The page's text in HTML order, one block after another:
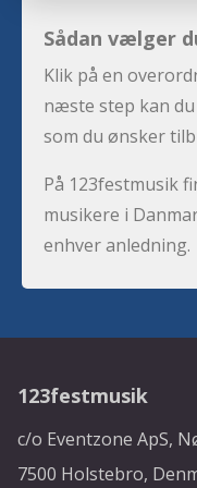
Sådan vælger
Klik på en
næste step kan
som du ønsker
På 123festmusik
musikere i
enhver anledning.
123festmusik
c/o Eventzone ApS,
7500 Holstebro,